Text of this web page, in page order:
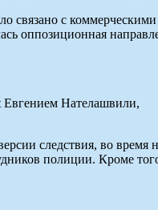
связано с
оппозиционная
Евгением Нателашвили,
следствия, во
полиции. Кроме